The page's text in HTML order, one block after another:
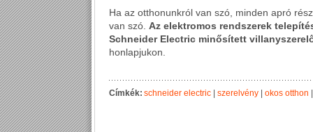
Ha az otthonunkról van szó, minden apró
van szó. Az elektromos rendszerek
Schneider Electric minősített
honlapjukon.
Címkék:schneider electric szerelvény okos otthon